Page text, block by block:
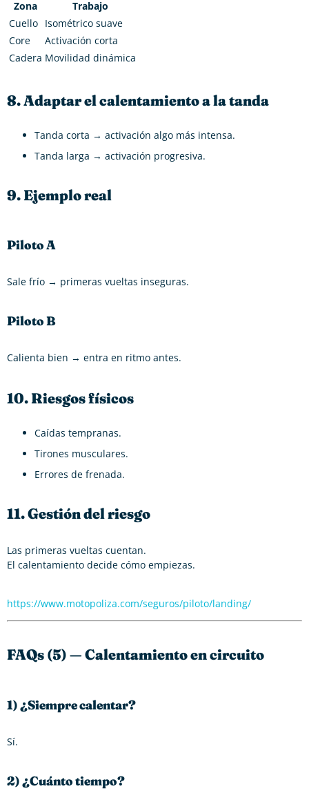
Zona
Trabajo
Cuello Isométrico suave
Core
Activación corta
Cadera Movilidad dinámica
8. Adaptar el calentamiento a la tanda
Tanda corta → activación algo más intensa.
Tanda larga → activación progresiva.
9. Ejemplo real
Piloto A
Sale frío → primeras vueltas inseguras.
Piloto B
Calienta bien → entra en ritmo antes.
10. Riesgos físicos
Caídas tempranas.
Tirones musculares.
Errores de frenada.
11. Gestión del riesgo
Las primeras vueltas cuentan.
El calentamiento decide cómo empiezas.
https://www.motopoliza.com/seguros/piloto/landing/
FAQs (5) — Calentamiento en circuito
1) ¿Siempre calentar?
Sí.
2) ¿Cuánto tiempo?